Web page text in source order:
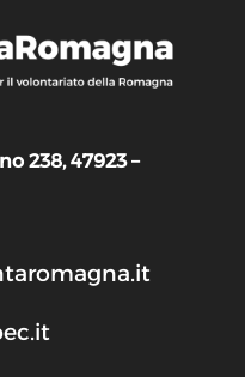
238, 47923 –